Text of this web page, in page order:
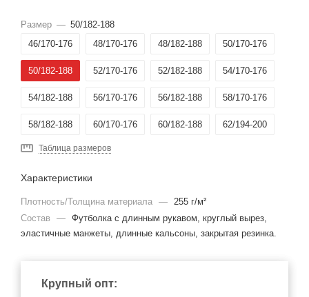
Размер — 50/182-188
46/170-176
48/170-176 48/182-188 50/170-176
50/182-188 52/170-176 52/182-188 54/170-176
54/182-188 56/170-176 56/182-188 58/170-176
58/182-188 60/170-176 60/182-188 62/194-200
Таблица размеров
Характеристики
Плотность/Толщина материала — 255 г/м²
Состав
— Футболка с длинным рукавом, круглый вырез,
эластичные манжеты, длинные кальсоны, закрытая резинка.
Крупный опт: